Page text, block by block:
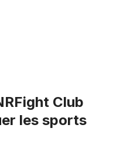
Club
les sports